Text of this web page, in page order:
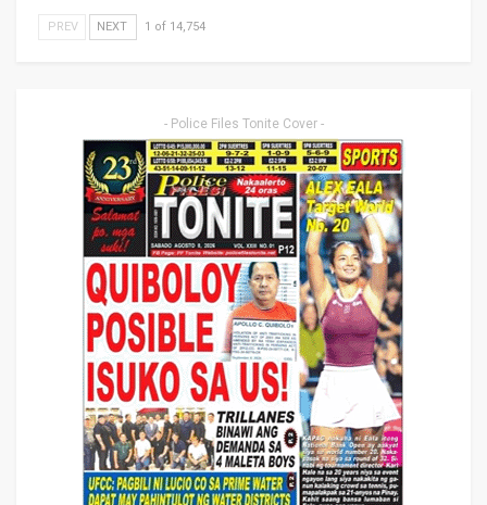
PREV NEXT 1 of 14,754
- Police Files Tonite Cover -